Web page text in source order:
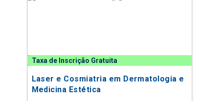
Taxa de Inscrição Gratuita
Laser e Cosmiatria em Dermatologia e
Medicina Estética